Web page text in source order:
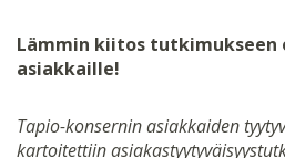
Lämmin kiitos tutkimukseen
asiakkaille!
Tapio-konsernin asiakkaiden
kartoitettiin